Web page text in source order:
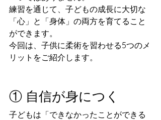
練習を通じて、子どもの成長に大切な
「心」と「身体」の両方を育てること
ができます。
今回は、子供に柔術を習わせる5つのメ
リットをご紹介します。
① 自信が身につく
子どもは「できなかったことができる